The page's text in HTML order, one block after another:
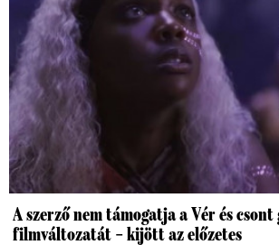
A szerző nem támogatja a Vér és csont
filmváltozatát – kijött az előzetes